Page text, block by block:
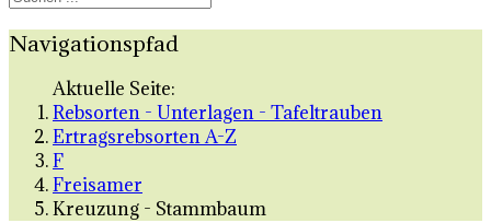
Navigationspfad
Aktuelle Seite:
Rebsorten - Unterlagen - Tafeltrauben
Ertragsrebsorten A-Z
F
Freisamer
Kreuzung - Stammbaum